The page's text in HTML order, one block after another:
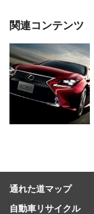
関連コンテンツ
通れた道マップ
自動車リサイクル